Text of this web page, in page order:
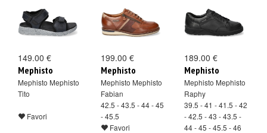
149.00 €
Mephisto
Mephisto Mephisto
Tito
Favori
199.00 €
Mephisto
Mephisto Mephisto
Fabian
42.5 - 43.5 - 44 - 45
- 45.5
Favori
189.00 €
Mephisto
Mephisto Mephisto
Raphy
39.5 - 41 - 41.5 - 42
- 42.5 - 43 - 43.5 -
44 - 45 - 45.5 - 46